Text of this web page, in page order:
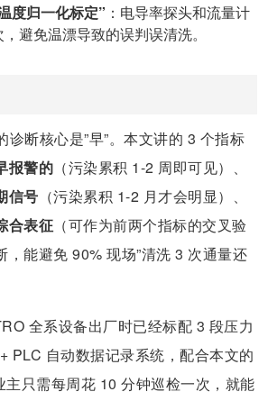
度归一化标定” ：电导率探头和流量计
避免温漂导致的误判误清洗。
诊断核心是”早”。本文讲的 3 个指标
报警的 （污染累积 1-2 周即可见）、
信号 （污染累积 1-2 月才会明显）、
合表征 （可作为前两个指标的交叉验
，能避免 90% 现场”清洗 3 次通量还
全系设备出厂时已经标配 3 段压力
PLC 自动数据记录系统，配合本文的
只需每周花 10 分钟巡检一次，就能